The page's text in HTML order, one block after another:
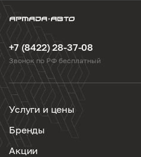
+7 (8422) 28-37-08
Звонок по РФ бесплатный
Услуги и цены
Бренды
Акции